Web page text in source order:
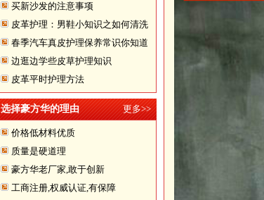
样储存
买新沙发的注意事项
皮革护理：男鞋小知识之如何清洗
翻皮皮鞋
春季汽车真皮护理保养常识你知道
多少
边逛边学些皮草护理知识
皮革平时护理方法
选择豪方华的理由 更多>>
价格低材料优质
质量是硬道理
豪方华老厂家,敢于创新
工商注册,权威认证,有保障